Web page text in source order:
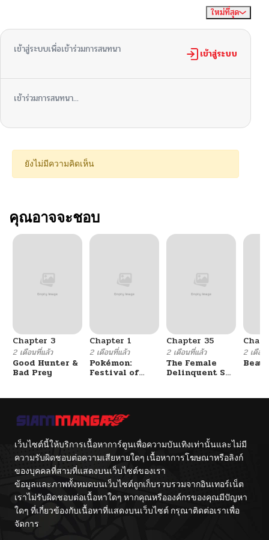
ใหม่ที่สุด
เข้าสู่ระบบเพื่อเข้าร่วมการสนทนา เข้าสู่ระบบ
เข้าร่วมการสนทนา...
ยังไม่มีความคิดเห็น
คุณอาจจะชอบ
Chapter 3
2 เดือนที่แล้ว
Good Hunter &
Bad Prey
Chapter 1
2 เดือนที่แล้ว
Pokémon:
Festival of
Chapter 35
2 เดือนที่แล้ว
The Female
Delinquent Set
2 เดือน
เว็บไซต์นี้ให้บริการเนื้อหาการ์ตูนเพื่อความบันเทิงเท่านั้นและไม่มี
ความรับผิดชอบต่อความเสียหายใดๆ เนื้อหาการโฆษณาหรือลิงก์
ของบุคคลที่สามที่แสดงบนเว็บไซต์ของเรา
ข้อมูลและภาพทั้งหมดบนเว็บไซต์ถูกเก็บรวบรวมจากอินเทอร์เน็ต
เราไม่รับผิดชอบต่อเนื้อหาใดๆ หากคุณหรือองค์กรของคุณมีปัญหา
ใดๆ ที่เกี่ยวข้องกับเนื้อหาที่แสดงบนเว็บไซต์ กรุณาติดต่อเราเพื่อ
จัดการ